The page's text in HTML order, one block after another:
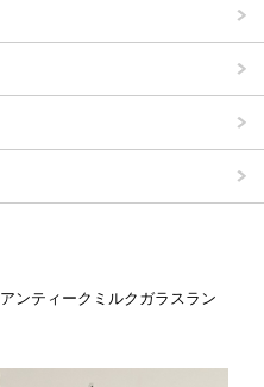
ンティークミルクガラスラン